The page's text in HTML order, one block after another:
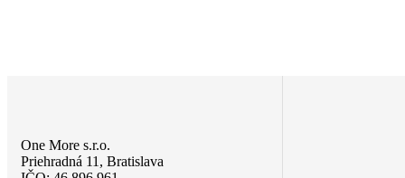
One More s.r.o.
Priehradná 11, Bratislava